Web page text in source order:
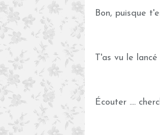
Bon, puisque
T'as vu le
Écouter ....